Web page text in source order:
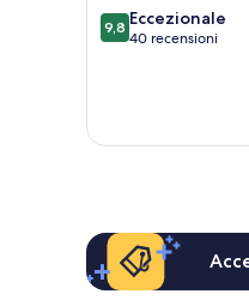
9.8
su
9,8 Eccezionale
40 recensioni